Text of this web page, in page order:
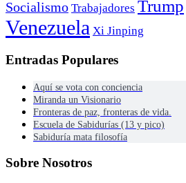
Socialismo Trabajadores Trump
Venezuela Xi Jinping
Entradas Populares
Aquí se vota con conciencia
Miranda un Visionario
Fronteras de paz, fronteras de vida.
Escuela de Sabidurías (13 y pico)
Sabiduría mata filosofía
Sobre Nosotros